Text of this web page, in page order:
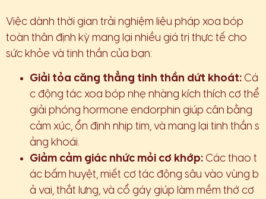
Việc dành thời gian trải nghiệm liệu pháp xoa bóp
toàn thân định kỳ mang lại nhiều giá trị thực tế cho
sức khỏe và tinh thần của bạn:
Giải tỏa căng thẳng tinh thần dứt khoát: Cá
c động tác xoa bóp nhẹ nhàng kích thích cơ thể
giải phóng hormone endorphin giúp cân bằng
cảm xúc, ổn định nhịp tim, và mang lại tinh thần s
ảng khoái.
Giảm cảm giác nhức mỏi cơ khớp: Các thao t
ác bấm huyệt, miết cơ tác động sâu vào vùng b
ả vai, thắt lưng, và cổ gáy giúp làm mềm thớ cơ